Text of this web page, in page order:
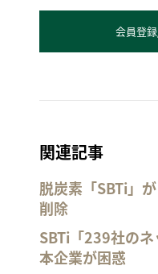
会員登
関連記事
脱炭素「SBTi」
削除
SBTi「239社の
本企業が困惑